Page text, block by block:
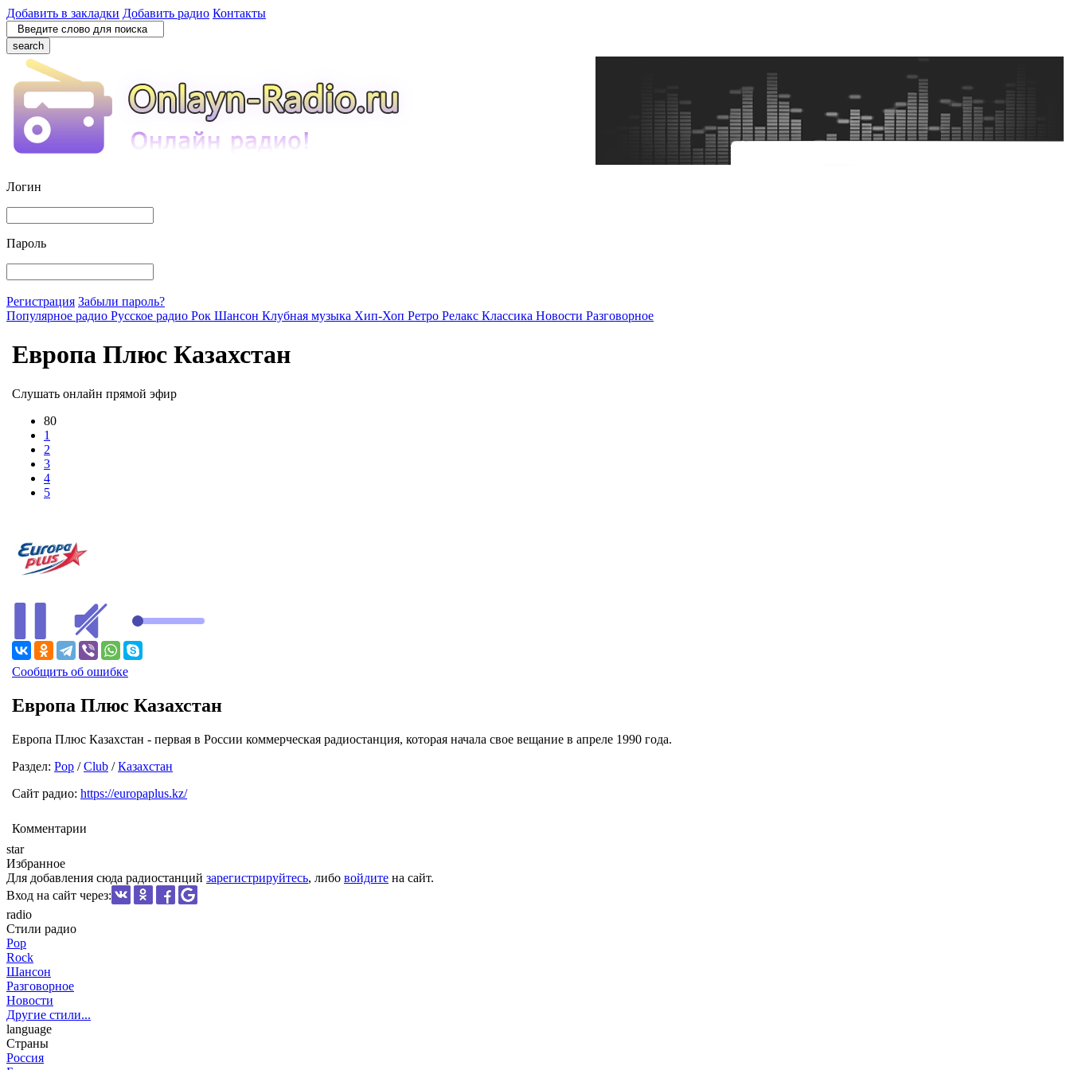
Добавить в закладки Добавить радио Контакты
search
Логин
Пароль
Регистрация Забыли пароль?
Популярное радио Русское радио Рок Шансон Клубная музыка Хип-Хоп Ретро Релакс Классика Новости Разговорное
Европа Плюс Казахстан
Слушать онлайн прямой эфир
80
1
2
3
4
5
Сообщить об ошибке
Европа Плюс Казахстан
Европа Плюс Казахстан - первая в России коммерческая радиостанция, которая начала свое вещание в апреле 1990 года.
Раздел: Pop /Club /Казахстан
Сайт радио: https://europaplus.kz/
Комментарии
star
Избранное
Для добавления сюда радиостанций зарегистрируйтесь, либо войдите на сайт.
Вход на сайт через:
radio
Стили радио
Pop
Rock
Шансон
Разговорное
Новости
Другие стили...
language
Страны
Россия